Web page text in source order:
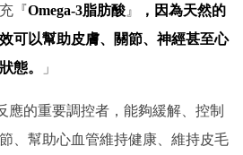
『Omega-3脂肪酸 』
，因為天然的
可以幫助皮膚、關節、神經甚至心
態。
」
應的重要調控者，能夠緩解、控制
、幫助心血管維持健康、維持皮毛